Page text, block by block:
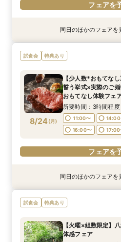
フェアを
特典あり
8/23(日)
【初見学でも安心】
タートフェア
9:00〜
10:00
15:00〜
16:00
フェアを予
特典あり
8/23(日)
【少人数*おもてなし
OK！少人数婚相談
おもてなし体験フェ
所要時間：3時間程度
9:00〜
10:00
15:00〜
16:00
フェアを
特典あり
8/23(日)
【当館人気No.1】お
◎「特選牛背肉のロ
フェア
所要時間：3時間程度
9:00〜
10:00
15:00〜
16:00
フェアを
同日のほかのフェアを
試食会 特典あり
8/24 (月)
【少人数*おもてな
誓う挙式×実際のご
おもてなし体験フェ
所要時間：3時間程度
11:00〜
14:00
16:00〜
17:00
フェアを
特典あり
【初見学でも安心】
タートフェア
11:00〜
特典あり
【組数限定】ご来館
ト！さらに、ご成約
定の特典付リニュ
所要時間：3時間程度
同日のほかのフェアを
試食会 特典あり
【火曜×組数限定】
体感フェア